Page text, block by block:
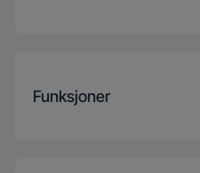
Funksjoner